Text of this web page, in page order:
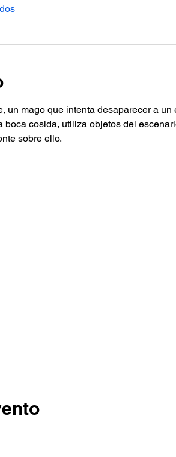
un mago que intenta desaparecer a
boca cosida, utiliza objetos del
sobre ello.